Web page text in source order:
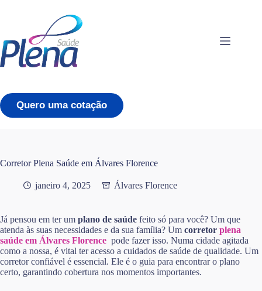
conteúdo
Quero uma cotação
Corretor Plena Saúde em Álvares Florence
janeiro 4, 2025 Álvares Florence
Já pensou em ter um plano de saúde feito só para você? Um que
atenda às suas necessidades e da sua família? Um corretor plena
saúde em Álvares Florence pode fazer isso. Numa cidade agitada
como a nossa, é vital ter acesso a cuidados de saúde de qualidade. Um
corretor confiável é essencial. Ele é o guia para encontrar o plano
certo, garantindo cobertura nos momentos importantes.